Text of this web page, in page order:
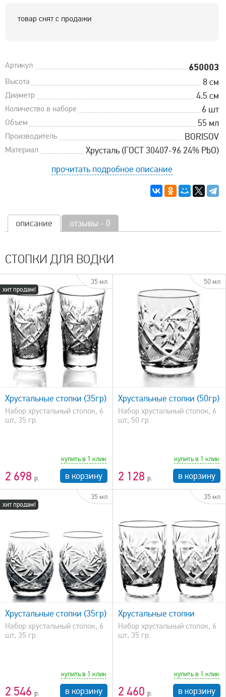
товар снят с продажи
Артикул 650003
Высота 8 см
Диаметр 4.5 см
Количество в наборе 6 шт
Объем 55 мл
Производитель BORISOV
Материал
Хрусталь (ГОСТ 30407-96 24% PbO)
прочитать подробное описание
описание отзывы - 0
СТОПКИ ДЛЯ ВОДКИ
хит продаж!
35 мл
Хрустальные стопки (35гр)
Набор хрустальный стопок, 6
шт, 35 гр.
2 698
купить в 1 клик
в корзину
50 мл
быстрый просмотр
Хрустальные стопки (50гр)
Набор хрустальный стопок, 6
шт, 50 гр.
2 128
купить в 1 клик
в корзину
хит продаж!
35 мл
Хрустальные стопки (35гр)
Набор хрустальный стопок, 6
шт, 35 гр.
2 546
купить в 1 клик
в корзину
35 мл
быстрый просмотр
Хрустальные стопки
Набор хрустальный стопок, 6
шт, 35 гр.
2 460
купить в 1 клик
в корзину